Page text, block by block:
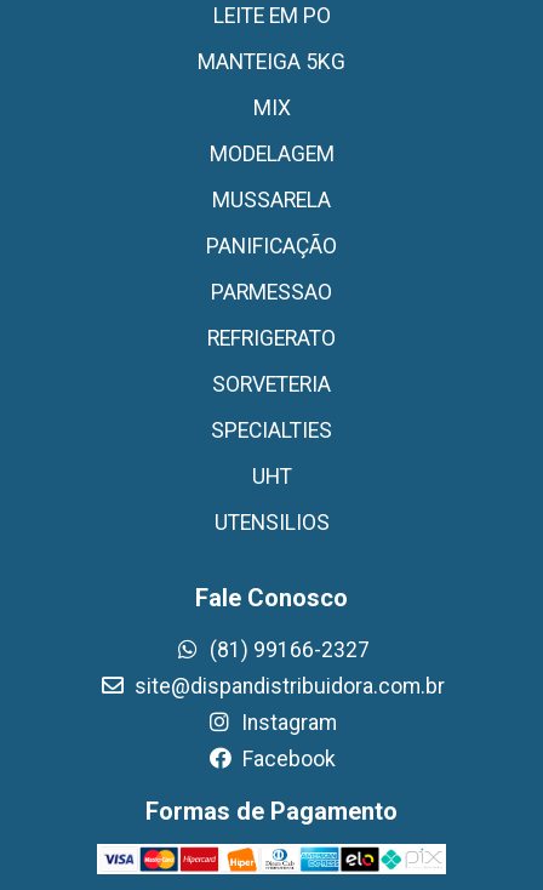
LEITE EM PO
MANTEIGA 5KG
MIX
MODELAGEM
MUSSARELA
PANIFICAÇÃO
PARMESSAO
REFRIGERATO
SORVETERIA
SPECIALTIES
UHT
UTENSILIOS
Fale Conosco
(81) 99166-2327
site@dispandistribuidora.com.br
Instagram
Facebook
Formas de Pagamento